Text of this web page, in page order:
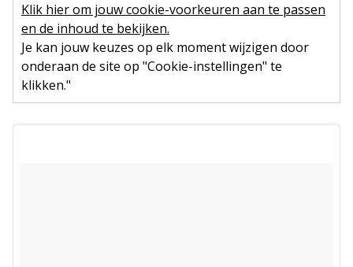
Klik hier om jouw cookie-voorkeuren aan te passen
en de inhoud te bekijken.
Je kan jouw keuzes op elk moment wijzigen door
onderaan de site op "Cookie-instellingen" te
klikken."